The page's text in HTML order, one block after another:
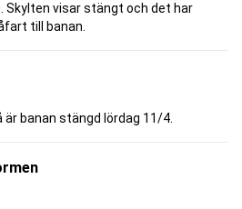
Skylten visar stängt och det har
till banan.
banan stängd lördag 11/4.